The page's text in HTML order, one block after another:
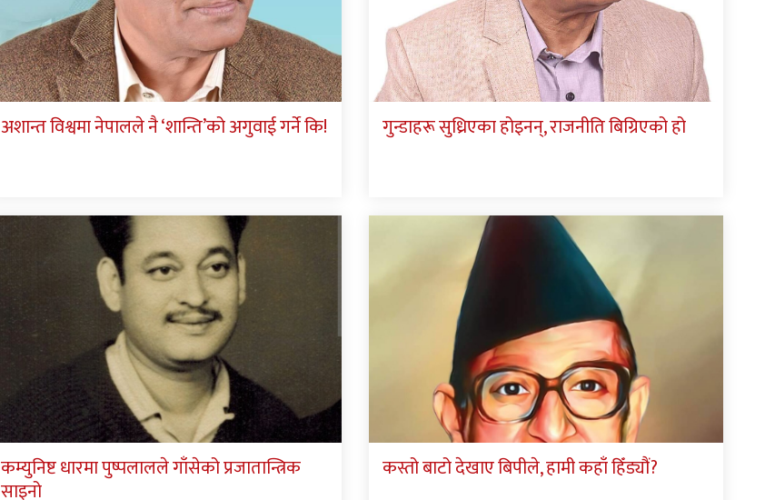
अशान्त विश्वमा नेपालले नै ‘शान्ति’को अगुवाई गर्ने कि! गुन्डाहरू सुध्रिएका होइनन्, राजनीति बिग्रिएको हो
कम्युनिष्ट धारमा पुष्पलालले गाँसेको प्रजातान्त्रिक
साइनो
कस्तो बाटो देखाए बिपीले, हामी कहाँ हिँड्यौं?